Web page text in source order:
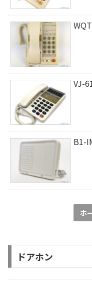
VJ-
B1-
ホ
ドアホン